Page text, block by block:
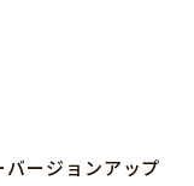
ージョンアップ